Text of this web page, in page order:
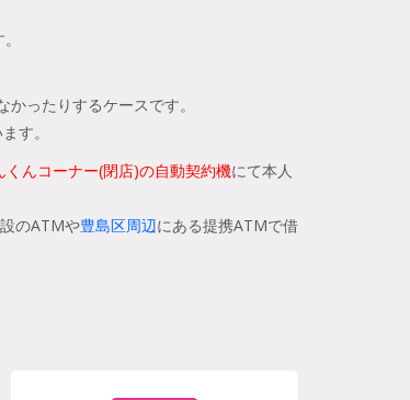
ったりするケースです。
す。
くんコーナー(閉店)の自動契約機にて本人
のATMや豊島区周辺にある提携ATMで借